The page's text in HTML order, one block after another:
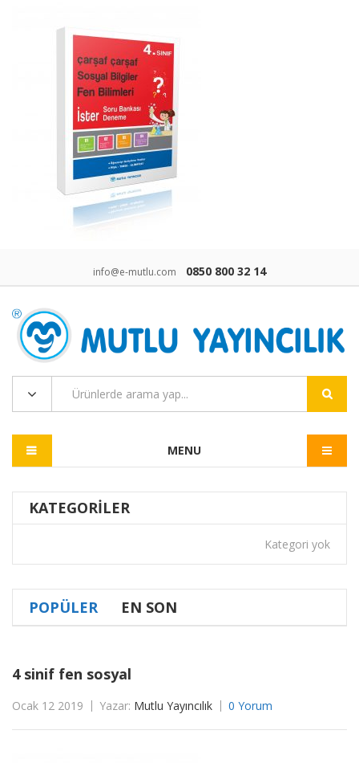
info@e-mutlu.com 0850 800 32 14
MENU
KATEGORILER
Kategori yok
POPÜLER EN SON
4 sinif fen sosyal
Ocak 12 2019 Yazar: Mutlu Yayıncılık 0 Yorum